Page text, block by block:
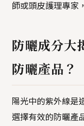
師或頭皮護理專家
防曬成分大
防曬產品？
陽光中的紫外線是
選擇有效的防曬產